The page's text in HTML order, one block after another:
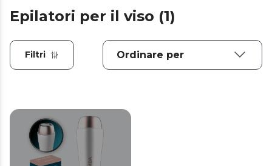
Epilatori per il viso (1)
Filtri